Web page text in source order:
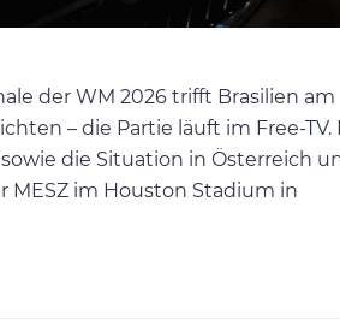
der WM 2026 trifft Brasilien am
– die Partie läuft im Free-TV.
die Situation in Österreich
MESZ im Houston Stadium in